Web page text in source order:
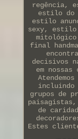
regência,
estilo do
estilo
sexy,
final
decisivos
em nossas
incluindo
grupos de
de
Estes